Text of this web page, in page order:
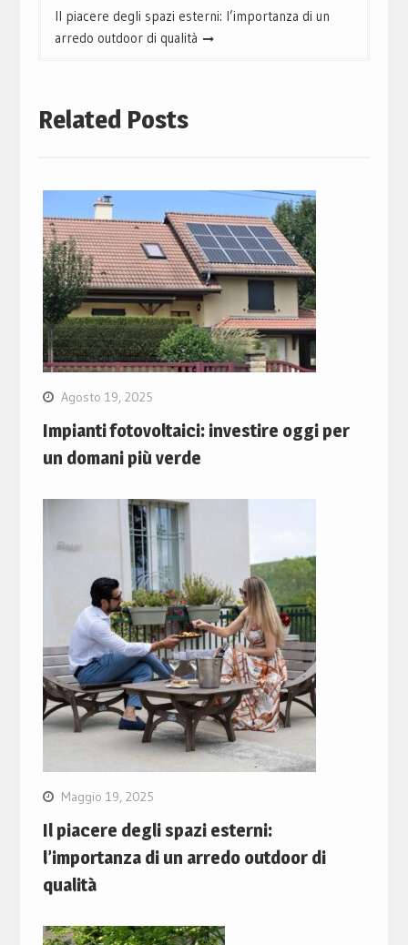
Il piacere degli spazi esterni: l’importanza di un
arredo outdoor di qualità
Related Posts
Agosto 19, 2025
Impianti fotovoltaici: investire oggi per
un domani più verde
Maggio 19, 2025
Il piacere degli spazi esterni:
l’importanza di un arredo outdoor di
qualità